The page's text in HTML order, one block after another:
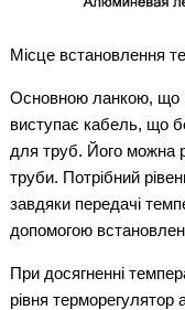
Місце встановлення
Основною ланкою, що
виступає кабель, що
для труб. Його можна
труби. Потрібний
завдяки передачі
допомогою
При досягненні
рівня